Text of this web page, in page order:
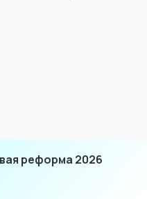
реформа 2026